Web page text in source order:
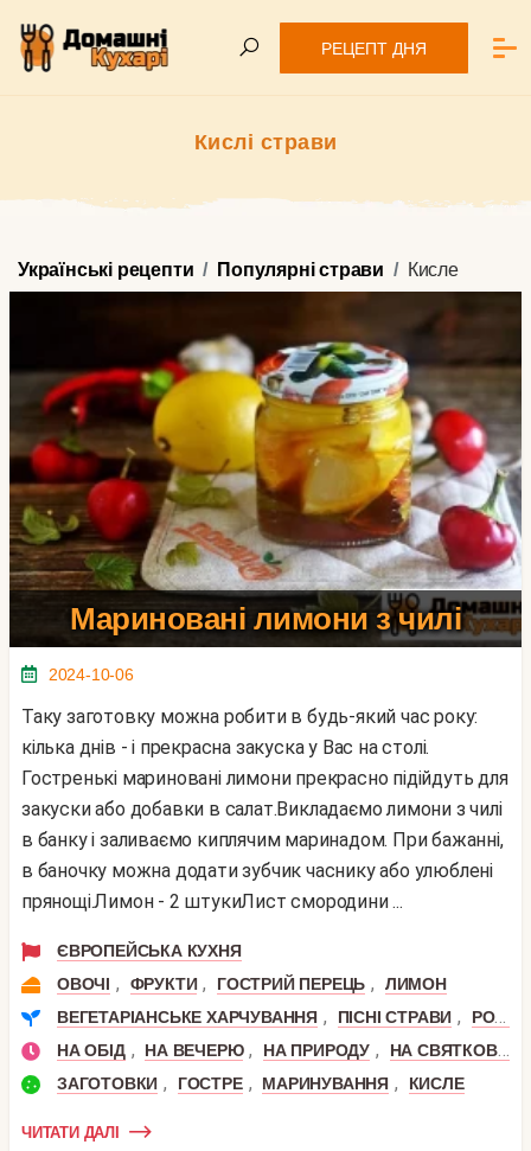
РЕЦЕПТ ДНЯ
Кислі страви
Українські рецепти Популярні страви Кисле
Мариновані лимони з чилі
2024-10-06
Таку заготовку можна робити в будь-який час року:
кілька днів - і прекрасна закуска у Вас на столі.
Гостренькі мариновані лимони прекрасно підійдуть для
закуски або добавки в салат.Викладаємо лимони з чилі
в банку і заливаємо киплячим маринадом. При бажанні,
в баночку можна додати зубчик часнику або улюблені
прянощі.Лимон - 2 штукиЛист смородини ...
ЄВРОПЕЙСЬКА КУХНЯ
ОВОЧІ , ФРУКТИ , ГОСТРИЙ ПЕРЕЦЬ ,
ЛИМОН
ВЕГЕТАРІАНСЬКЕ ХАРЧУВАННЯ , ПІСНІ СТРАВИ ,
РОЗДІЛЬНЕ ХАРЧУВАННЯ
НА ОБІД , НА ВЕЧЕРЮ , НА ПРИРОДУ ,
НА СВЯТКОВИЙ СТІЛ
ЗАГОТОВКИ , ГОСТРЕ , МАРИНУВАННЯ , КИСЛЕ
ЧИТАТИ ДАЛІ